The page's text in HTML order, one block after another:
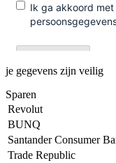
je gegevens zijn veilig
Sparen
Revolut
BUNQ
Santander Consumer
Trade Republic